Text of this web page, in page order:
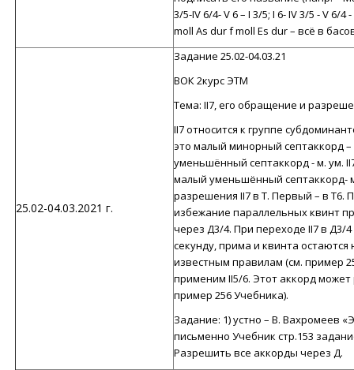
3/5-IV 6/4- V 6 – I 3/5; I 6- IV 3/5 - V 6/
moll As dur f moll Es dur – всё в
25.02-04.03.2021 г.
Задание 25.02-04.03.21
ВОК 2курс ЭТМ
Тема: II7, его обращение и
II7 относится к группе
это малый минорный септаккорд
уменьшённый септаккорд - м. ум.
малый уменьшённый септаккорд-
разрешения II7 в Т. Первый – в Т6.
избежание параллельных квинт
через Д3/4. При переходе II7 в Д3/
секунду, прима и квинта
известным правилам (см. пример
применим II5/6. Этот аккорд может
пример 256 Учебника).
Задание: 1) устно – В. Вахромеев
письменно Учебник стр.153
Разрешить все аккорды через Д.